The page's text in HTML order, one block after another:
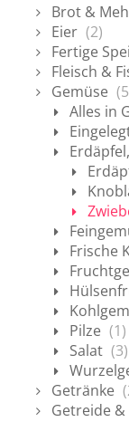
Brot &
Eier (2)
Fertige
Fleisch &
Gemüse
Alles in
Frische
Pilze (1)
Salat (3)
Getränke
Getreide &